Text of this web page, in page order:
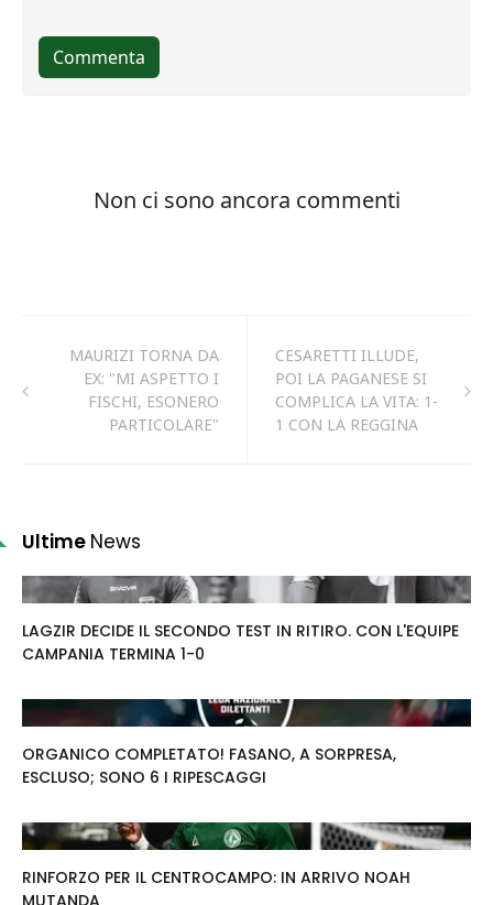
MAURIZI TORNA DA
EX: "MI ASPETTO I
FISCHI, ESONERO
PARTICOLARE"
CESARETTI ILLUDE,
POI LA PAGANESE SI
COMPLICA LA VITA: 1-
1 CON LA REGGINA
Ultime News
LAGZIR DECIDE IL SECONDO TEST IN RITIRO. CON L'EQUIPE
CAMPANIA TERMINA 1-0
ORGANICO COMPLETATO! FASANO, A SORPRESA,
ESCLUSO; SONO 6 I RIPESCAGGI
RINFORZO PER IL CENTROCAMPO: IN ARRIVO NOAH